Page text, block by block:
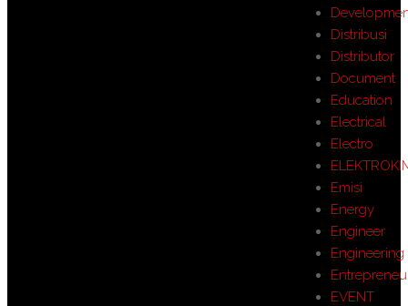
Distribusi
Distributor
Document
Education
Electrical
Electro
Emisi
Energy
Engineer
Engineering
EVENT